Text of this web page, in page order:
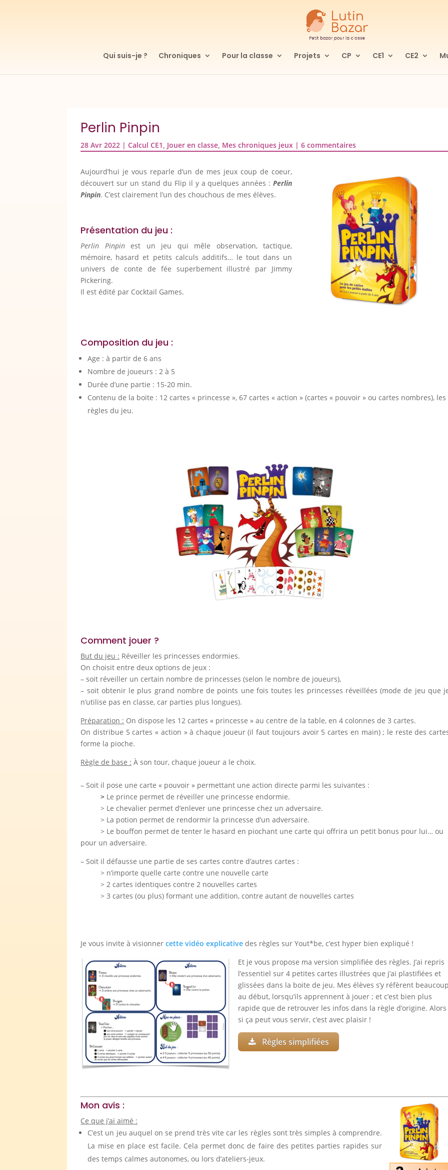
Qui suis-je ? Chroniques Pour la classe Projets CP CE1 CE2
Perlin Pinpin
28 Avr 2022 |Calcul CE1, Jouer en classe, Mes chroniques jeux |6 commentaires
Aujourd’hui je vous reparle d’un de mes jeux coup de coeur,
découvert sur un stand du Flip il y a quelques années :Perlin
Pinpin. C’est clairement l’un des chouchous de mes élèves.
Présentation du jeu :
Perlin Pinpinest un jeu qui mêle observation, tactique,
mémoire, hasard et petits calculs additifs… le tout dans un
univers de conte de fée superbement illustré par Jimmy
Pickering.
Il est édité par Cocktail Games.
Composition du jeu :
Age : à partir de 6 ans
Nombre de joueurs : 2 à 5
Durée d’une partie : 15-20 min.
Contenu de la boite : 12 cartes « princesse », 67 cartes « action » (cartes « pouvoir » ou cartes nombres), les
règles du jeu.
Comment jouer ?
But du jeu : Réveiller les princesses endormies.
On choisit entre deux options de jeux :
– soit réveiller un certain nombre de princesses (selon le nombre de joueurs),
– soit obtenir le plus grand nombre de points une fois toutes les princesses réveillées (mode de jeu que
n’utilise pas en classe, car parties plus longues).
Préparation : On dispose les 12 cartes « princesse » au centre de la table, en 4 colonnes de 3 cartes.
On distribue 5 cartes « action » à chaque joueur (il faut toujours avoir 5 cartes en main) ; le reste des
forme la pioche.
Règle de base : À son tour, chaque joueur a le choix.
– Soit il pose une carte « pouvoir » permettant une action directe parmi les suivantes :
> Le prince permet de réveiller une princesse endormie.
> Le chevalier permet d’enlever une princesse chez un adversaire.
> La potion permet de rendormir la princesse d’un adversaire.
> Le bouffon permet de tenter le hasard en piochant une carte qui offrira un petit bonus pour lui… ou
pour un adversaire.
– Soit il défausse une partie de ses cartes contre d’autres cartes :
> n’importe quelle carte contre une nouvelle carte
> 2 cartes identiques contre 2 nouvelles cartes
> 3 cartes (ou plus) formant une addition, contre autant de nouvelles cartes
Je vous invite à visionnercette vidéo explicative des règles sur Yout*be, c’est hyper bien expliqué !
Et je vous propose ma version simplifiée des règles. J’ai repris
l’essentiel sur 4 petites cartes illustrées que j’ai plastifiées et
glissées dans la boite de jeu. Mes élèves s’y réfèrent
au début, lorsqu’ils apprennent à jouer ; et c’est bien plus
rapide que de retrouver les infos dans la règle d’origine. Alors
si ça peut vous servir, c’est avec plaisir !
Règles simplifiées
Mon avis :
Ce que j’ai aimé :
C’est un jeu auquel on se prend très vite car les règles sont très simples à comprendre.
La mise en place est facile. Cela permet donc de faire des petites parties rapides sur
des temps calmes autonomes, ou lors d’ateliers-jeux.